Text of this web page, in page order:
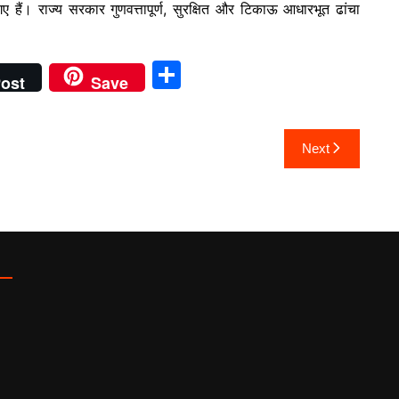
राज्य सरकार गुणवत्तापूर्ण, सुरक्षित और टिकाऊ आधारभूत ढांचा
Save
Next